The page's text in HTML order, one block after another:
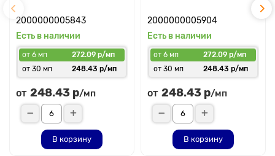
2000000005843
Есть в наличии
от 6 мп
272.09 р/мп
от 30 мп
248.43 р/мп
от 248.43 р/мп
В корзину
2000000005904
Есть в наличии
от 6 мп
272.09 р/мп
от 30 мп
248.43 р/мп
от 248.43 р/мп
В корзину